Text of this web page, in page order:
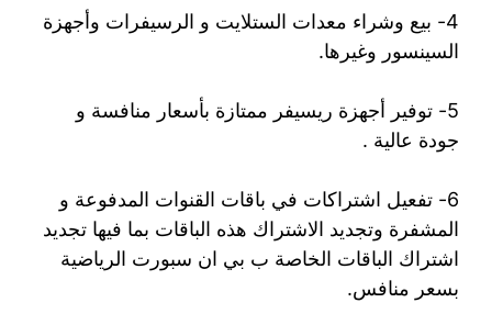
4- بيع وشراء معدات الستلايت و الرسيفرات وأجهزة
السينسور وغيرها.
5- توفير أجهزة ريسيفر ممتازة بأسعار منافسة و
جودة عالية .
6- تفعيل اشتراكات في باقات القنوات المدفوعة و
المشفرة وتجديد الاشتراك هذه الباقات بما فيها تجديد
اشتراك الباقات الخاصة ب بي ان سبورت الرياضية
بسعر منافس.